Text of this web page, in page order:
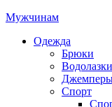
Мужчинам
Одежда
Брюки
Водолазки
Спорт